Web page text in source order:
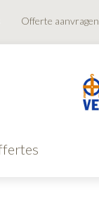
Offerte aanvragen